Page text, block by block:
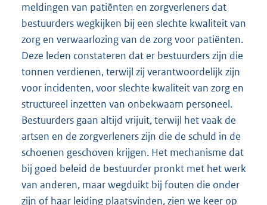
meldingen van patiënten en zorgverleners dat
bestuurders wegkijken bij een slechte kwaliteit van
zorg en verwaarlozing van de zorg voor patiënten.
Deze leden constateren dat er bestuurders zijn die
tonnen verdienen, terwijl zij verantwoordelijk zijn
voor incidenten, voor slechte kwaliteit van zorg en
structureel inzetten van onbekwaam personeel.
Bestuurders gaan altijd vrijuit, terwijl het vaak de
artsen en de zorgverleners zijn die de schuld in de
schoenen geschoven krijgen. Het mechanisme dat
bij goed beleid de bestuurder pronkt met het werk
van anderen, maar wegduikt bij fouten die onder
zijn of haar leiding plaatsvinden, zien we keer op